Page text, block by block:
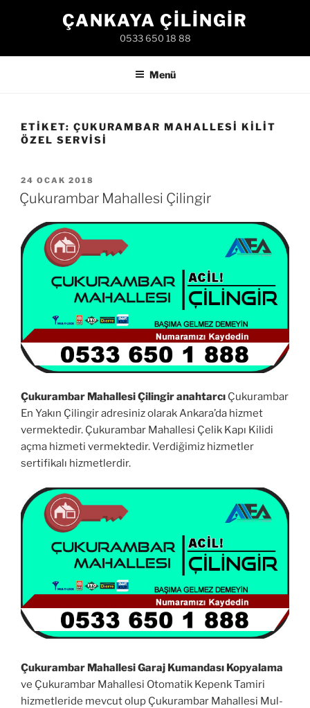
ÇANKAYA ÇILINGIR
0533 650 18 88
Menü
ETIKET: ÇUKURAMBAR MAHALLESI KILIT
ÖZEL SERVISI
YAYIM
TARIHI
24 OCAK 2018
Çukurambar Mahallesi Çilingir
Çukurambar Mahallesi Çilingir anahtarcı Çukurambar
En Yakın Çilingir adresiniz olarak Ankara’da hizmet
vermektedir. Çukurambar Mahallesi Çelik Kapı Kilidi
açma hizmeti vermektedir. Verdiğimiz hizmetler
sertifikalı hizmetlerdir.
Çukurambar Mahallesi Garaj Kumandası Kopyalama
ve Çukurambar Mahallesi Otomatik Kepenk Tamiri
hizmetleride mevcut olup Çukurambar Mahallesi Mul-